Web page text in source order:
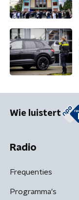
Wie luistert
Radio
Frequenties
Programma's